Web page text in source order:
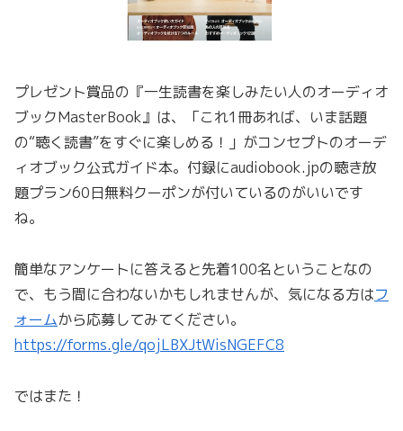
プレゼント賞品の『一生読書を楽しみたい人のオーディオ
ブックMasterBook』は、「これ1冊あれば、いま話題
の“聴く読書”をすぐに楽しめる！」がコンセプトのオーデ
ィオブック公式ガイド本。付録にaudiobook.jpの聴き放
題プラン60日無料クーポンが付いているのがいいです
ね。
簡単なアンケートに答えると先着100名ということなの
で、もう間に合わないかもしれませんが、気になる方はフ
ォームから応募してみてください。
https://forms.gle/qojLBXJtWisNGEFC8
ではまた！